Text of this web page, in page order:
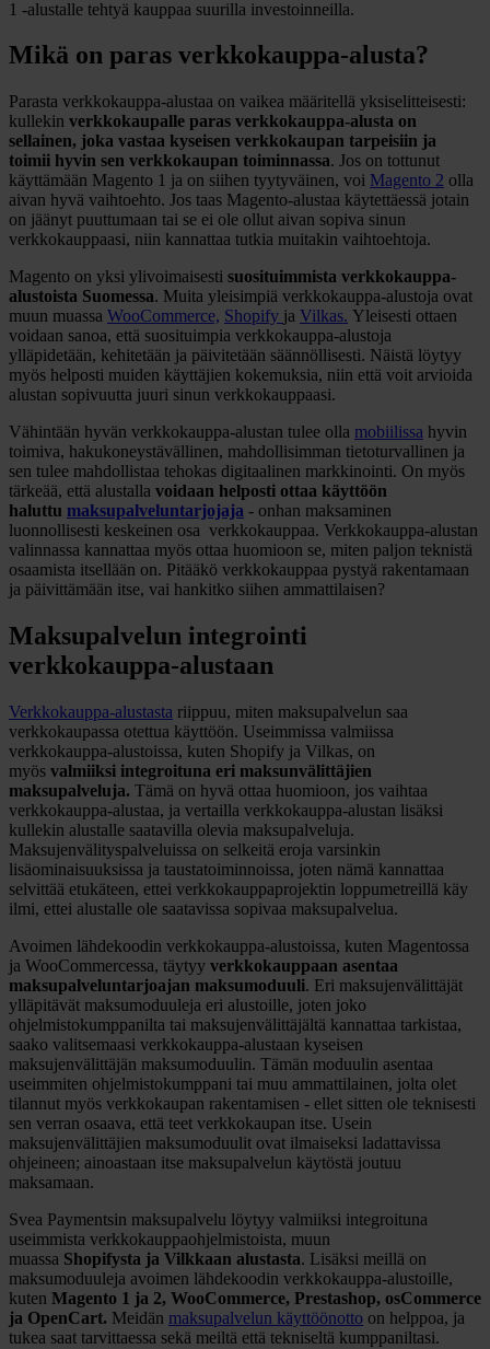
1 -alustalle tehtyä kauppaa suurilla investoinneilla.
Mikä on paras verkkokauppa-alusta?
Parasta verkkokauppa-alustaa on vaikea määritellä yksiselitteisesti:
kullekin verkkokaupalle paras verkkokauppa-alusta on
sellainen, joka vastaa kyseisen verkkokaupan tarpeisiin ja
toimii hyvin sen verkkokaupan toiminnassa. Jos on tottunut
käyttämään Magento 1 ja on siihen tyytyväinen, voi Magento 2 olla
aivan hyvä vaihtoehto. Jos taas Magento-alustaa käytettäessä jotain
on jäänyt puuttumaan tai se ei ole ollut aivan sopiva sinun
verkkokauppaasi, niin kannattaa tutkia muitakin vaihtoehtoja.
Magento on yksi ylivoimaisesti suosituimmista verkkokauppa-
alustoista Suomessa. Muita yleisimpiä verkkokauppa-alustoja ovat
muun muassa WooCommerce, Shopify ja Vilkas. Yleisesti ottaen
voidaan sanoa, että suosituimpia verkkokauppa-alustoja
ylläpidetään, kehitetään ja päivitetään säännöllisesti. Näistä löytyy
myös helposti muiden käyttäjien kokemuksia, niin että voit arvioida
alustan sopivuutta juuri sinun verkkokauppaasi.
Vähintään hyvän verkkokauppa-alustan tulee olla mobiilissa hyvin
toimiva, hakukoneystävällinen, mahdollisimman tietoturvallinen ja
sen tulee mahdollistaa tehokas digitaalinen markkinointi. On myös
tärkeää, että alustalla voidaan helposti ottaa käyttöön
haluttu maksupalveluntarjojaja - onhan maksaminen
luonnollisesti keskeinen osa verkkokauppaa. Verkkokauppa-alustan
valinnassa kannattaa myös ottaa huomioon se, miten paljon teknistä
osaamista itsellään on. Pitääkö verkkokauppaa pystyä rakentamaan
ja päivittämään itse, vai hankitko siihen ammattilaisen?
Maksupalvelun integrointi
verkkokauppa-alustaan
Verkkokauppa-alustasta riippuu, miten maksupalvelun saa
verkkokaupassa otettua käyttöön. Useimmissa valmiissa
verkkokauppa-alustoissa, kuten Shopify ja Vilkas, on
myös valmiiksi integroituna eri maksunvälittäjien
maksupalveluja. Tämä on hyvä ottaa huomioon, jos vaihtaa
verkkokauppa-alustaa, ja vertailla verkkokauppa-alustan lisäksi
kullekin alustalle saatavilla olevia maksupalveluja.
Maksujenvälityspalveluissa on selkeitä eroja varsinkin
lisäominaisuuksissa ja taustatoiminnoissa, joten nämä kannattaa
selvittää etukäteen, ettei verkkokauppaprojektin loppumetreillä käy
ilmi, ettei alustalle ole saatavissa sopivaa maksupalvelua.
Avoimen lähdekoodin verkkokauppa-alustoissa, kuten Magentossa
ja WooCommercessa, täytyy verkkokauppaan asentaa
maksupalveluntarjoajan maksumoduuli. Eri maksujenvälittäjät
ylläpitävät maksumoduuleja eri alustoille, joten joko
ohjelmistokumppanilta tai maksujenvälittäjältä kannattaa tarkistaa,
saako valitsemaasi verkkokauppa-alustaan kyseisen
maksujenvälittäjän maksumoduulin. Tämän moduulin asentaa
useimmiten ohjelmistokumppani tai muu ammattilainen, jolta olet
tilannut myös verkkokaupan rakentamisen - ellet sitten ole teknisesti
sen verran osaava, että teet verkkokaupan itse. Usein
maksujenvälittäjien maksumoduulit ovat ilmaiseksi ladattavissa
ohjeineen; ainoastaan itse maksupalvelun käytöstä joutuu
maksamaan.
Svea Paymentsin maksupalvelu löytyy valmiiksi integroituna
useimmista verkkokauppaohjelmistoista, muun
muassa Shopifysta ja Vilkkaan alustasta. Lisäksi meillä on
maksumoduuleja avoimen lähdekoodin verkkokauppa-alustoille,
kuten Magento 1 ja 2, WooCommerce, Prestashop, osCommerce
ja OpenCart. Meidän maksupalvelun käyttöönotto on helppoa, ja
tukea saat tarvittaessa sekä meiltä että tekniseltä kumppaniltasi.